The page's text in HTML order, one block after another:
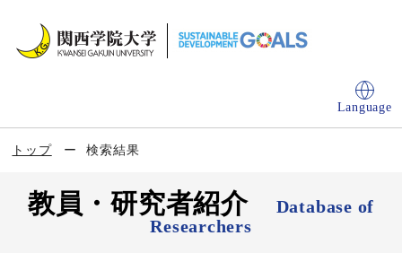
Language
トップ 検索結果
教員・研究者紹介
Database of
Researchers